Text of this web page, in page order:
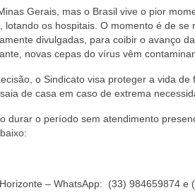
Gerais, mas o Brasil vive o pior
lotando os hospitais. O momento é de
divulgadas, para coibir o avanço
novas cepas do vírus vêm
o Sindicato visa proteger a vida
de casa em caso de extrema
durar o período sem atendimento
– WhatsApp: (33) 984659874 e